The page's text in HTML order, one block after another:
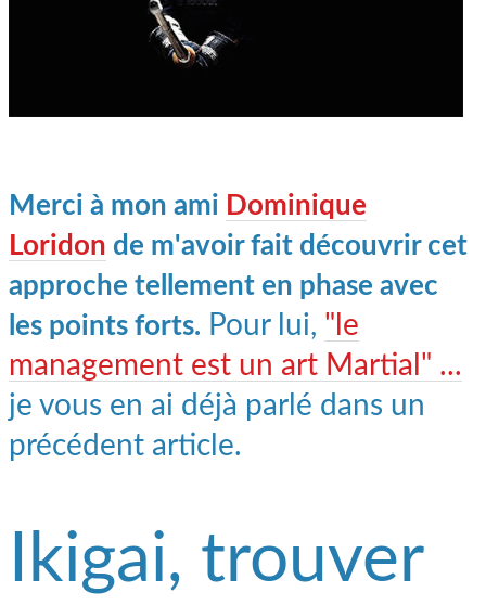
Merci à mon ami Dominique
Loridon de m'avoir fait découvrir cet
approche tellement en phase avec
les points forts. Pour lui, "le
management est un art Martial" ...
je vous en ai déjà parlé dans un
précédent article.
Ikigai, trouver